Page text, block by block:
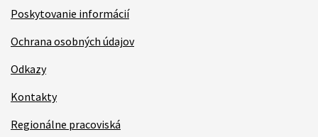
Poskytovanie informácií
Ochrana osobných údajov
Odkazy
Kontakty
Regionálne pracoviská